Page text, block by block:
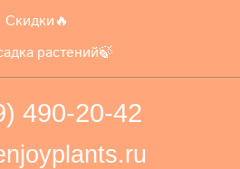
Скидки🔥
растений🍃
490-20-42